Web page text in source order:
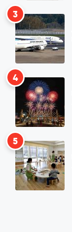
3
4
5